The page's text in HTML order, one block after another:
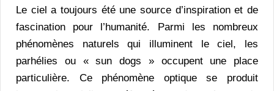
Le ciel a toujours été une source d’inspiration et de
fascination pour l’humanité. Parmi les nombreux
phénomènes naturels qui illuminent le ciel, les
parhélies ou « sun dogs » occupent une place
particulière. Ce phénomène optique se produit